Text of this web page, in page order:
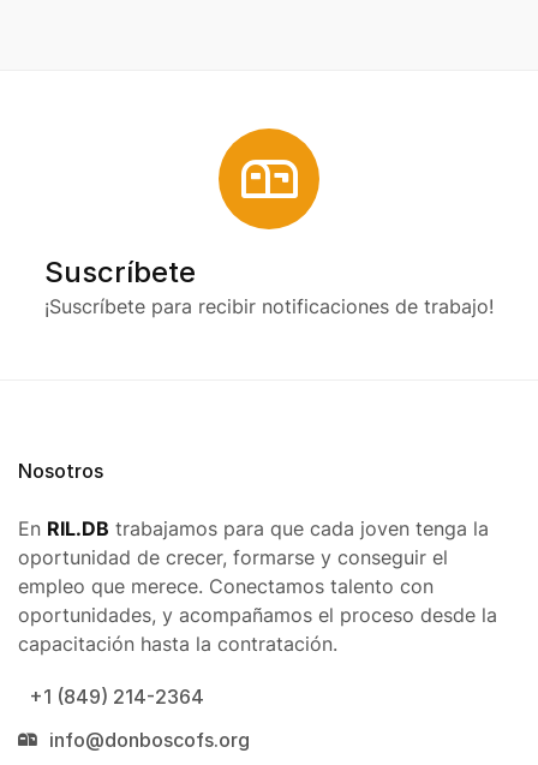
Suscríbete
¡Suscríbete para recibir notificaciones de trabajo!
Nosotros
En RIL.DB trabajamos para que cada joven tenga la
oportunidad de crecer, formarse y conseguir el
empleo que merece. Conectamos talento con
oportunidades, y acompañamos el proceso desde la
capacitación hasta la contratación.
+1 (849) 214-2364
info@donboscofs.org